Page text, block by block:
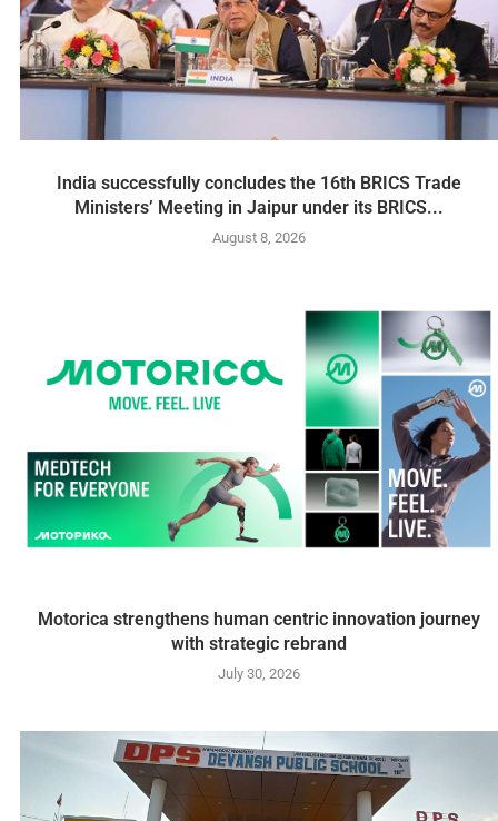
India successfully concludes the 16th BRICS Trade
Ministers’ Meeting in Jaipur under its BRICS...
August 8, 2026
Motorica strengthens human centric innovation journey
with strategic rebrand
July 30, 2026